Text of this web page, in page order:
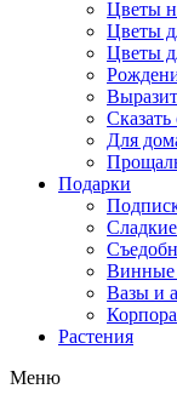
Цветы
Цветы
Цветы
Сказать
Для
Подарки
Винные
Вазы и
Растения
Меню